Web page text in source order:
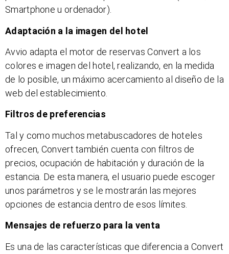
Smartphone u ordenador).
Adaptación a la imagen del hotel
Avvio adapta el motor de reservas Convert a los
colores e imagen del hotel, realizando, en la medida
de lo posible, un máximo acercamiento al diseño de la
web del establecimiento.
Filtros de preferencias
Tal y como muchos metabuscadores de hoteles
ofrecen, Convert también cuenta con filtros de
precios, ocupación de habitación y duración de la
estancia. De esta manera, el usuario puede escoger
unos parámetros y se le mostrarán las mejores
opciones de estancia dentro de esos límites.
Mensajes de refuerzo para la venta
Es una de las características que diferencia a Convert